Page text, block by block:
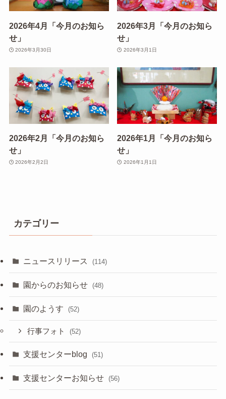
2026年4月「今月のお知ら
せ」
2026年3月30日
2026年3月「今月のお知ら
せ」
2026年3月1日
2026年2月「今月のお知ら
せ」
2026年2月2日
2026年1月「今月のお知ら
せ」
2026年1月1日
カテゴリー
ニュースリリース (114)
園からのお知らせ (48)
園のようす (52)
行事フォト (52)
支援センターblog (51)
支援センターお知らせ (56)